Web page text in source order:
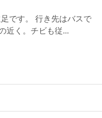
です。 行き先はバスで
近く。チビも従...